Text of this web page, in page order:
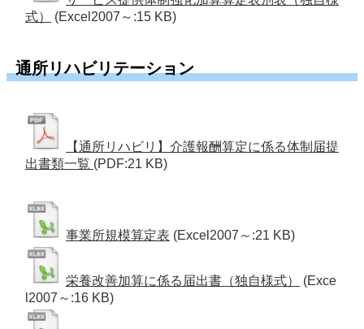
式）
(Excel2007～:15 KB)
通所リハビリテーション
【通所リハビリ】介護報酬算定に係る体制届提
出書類一覧 (PDF:21 KB)
事業所規模算定表 (Excel2007～:21 KB)
栄養改善加算に係る届出書（独自様式）
(Exce
l2007～:16 KB)